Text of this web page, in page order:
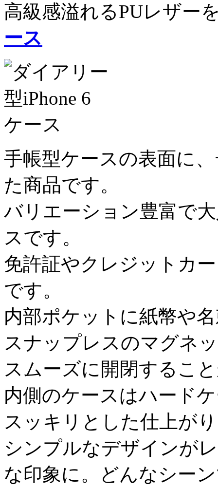
高級感溢れるPUレザー
ース
手帳型ケースの表面に
た商品です。
バリエーション豊富で
スです。
免許証やクレジットカ
です。
内部ポケットに紙幣や
スナップレスのマグネ
スムーズに開閉するこ
内側のケースはハード
スッキリとした仕上が
シンプルなデザインが
な印象に。どんなシー